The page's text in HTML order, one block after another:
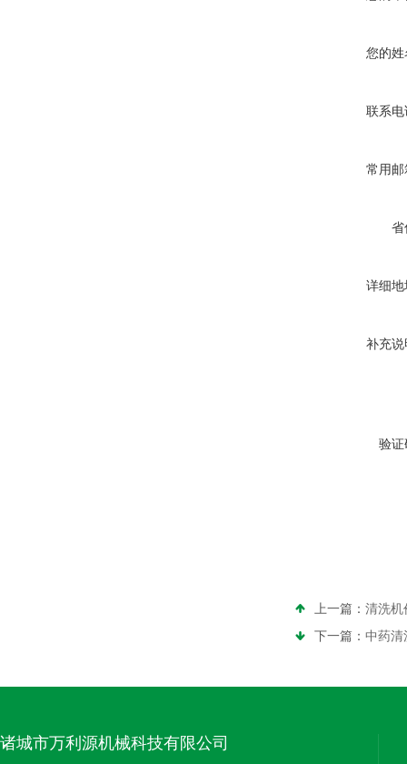
您的姓
联系电
常用邮
省
详细地
补充说
验证
上一篇： 清洗机
下一篇： 中药清
诸城市万利源机械科技有限公司